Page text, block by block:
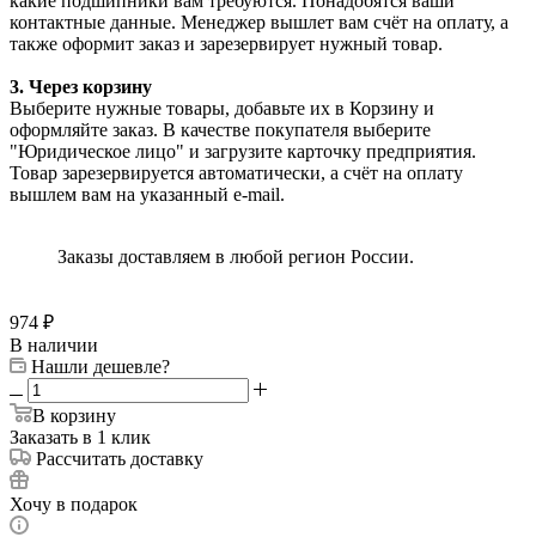
контактные данные. Менеджер вышлет вам счёт на оплату, а
также оформит заказ и зарезервирует нужный товар.
3. Через корзину
Выберите нужные товары, добавьте их в Корзину и
оформляйте заказ. В качестве покупателя выберите
"Юридическое лицо" и загрузите карточку предприятия.
Товар зарезервируется автоматически, а счёт на оплату
вышлем вам на указанный e-mail.
Заказы доставляем в любой регион России.
974 ₽
В наличии
Нашли дешевле?
В корзину
Заказать в 1 клик
Рассчитать доставку
Хочу в подарок